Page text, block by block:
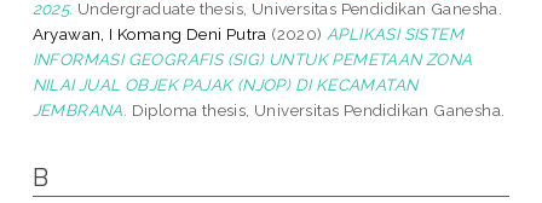
2025. Undergraduate thesis, Universitas Pendidikan Ganesha.
Aryawan, I Komang Deni Putra (2020) APLIKASI SISTEM
INFORMASI GEOGRAFIS (SIG) UNTUK PEMETAAN ZONA
NILAI JUAL OBJEK PAJAK (NJOP) DI KECAMATAN
JEMBRANA. Diploma thesis, Universitas Pendidikan Ganesha.
B